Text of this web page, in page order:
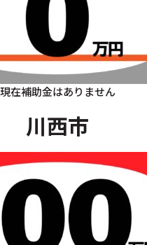
現在補助金はありません
川西市